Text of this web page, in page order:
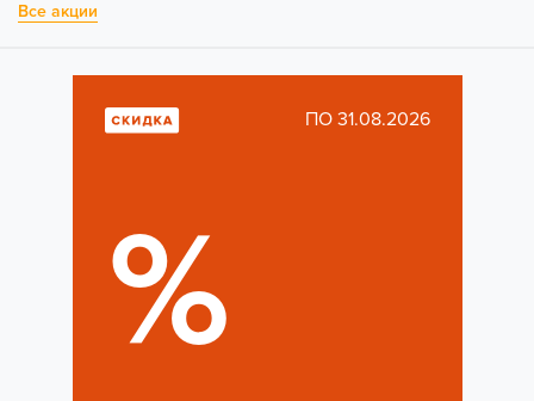
Все акции
ПО 31.08.2026
%